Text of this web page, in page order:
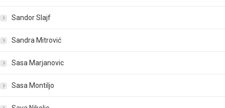
Sandor Slajf
Sandra Mitrović
Sasa Marjanovic
Sasa Montiljo